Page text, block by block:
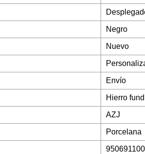
Negro
Nuevo
Envío
Hierro
AZJ
Porcelana